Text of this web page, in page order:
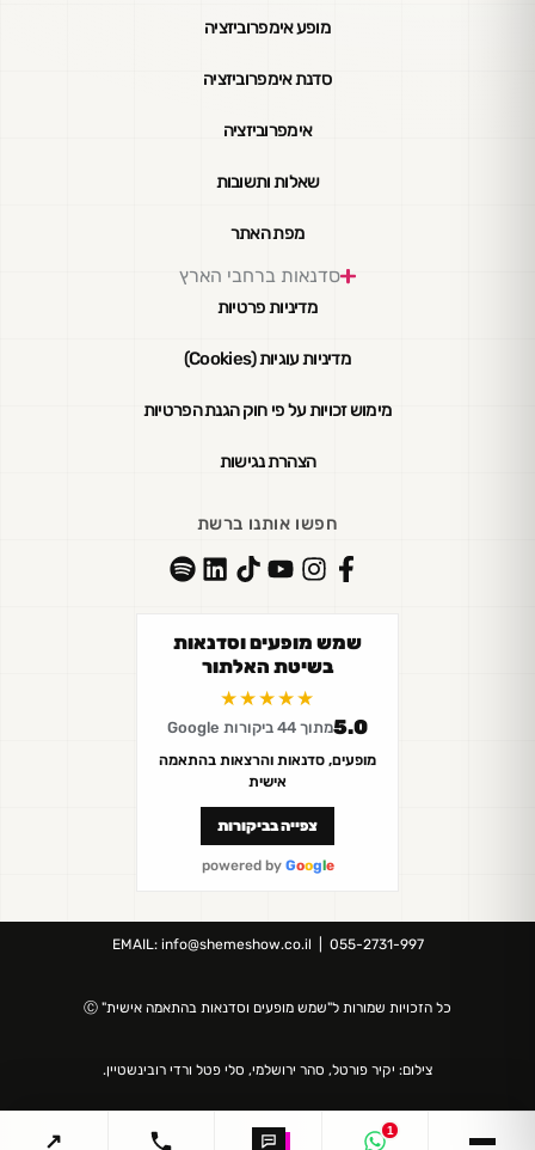
מופע אימפרוביזציה
סדנת אימפרוביזציה
אימפרוביזציה
שאלות ותשובות
מפת האתר
סדנאות ברחבי הארץ
מדיניות פרטיות
מדיניות עוגיות (Cookies)
מימוש זכויות על פי חוק הגנת הפרטיות
הצהרת נגישות
חפשו אותנו ברשת
שמש מופעים וסדנאות
בשיטת האלתור
★★★★★
5.0מתוך 44 ביקורות Google
מופעים, סדנאות והרצאות בהתאמה
אישית
צפייה בביקורות
powered by Google
EMAIL: info@shemeshow.co.il | 055-2731-997
כל הזכויות שמורות ל"שמש מופעים וסדנאות בהתאמה אישית" Ⓒ
צילום: יקיר פורטל, סהר ירושלמי, סלי פטל ורדי רובינשטיין.
↗